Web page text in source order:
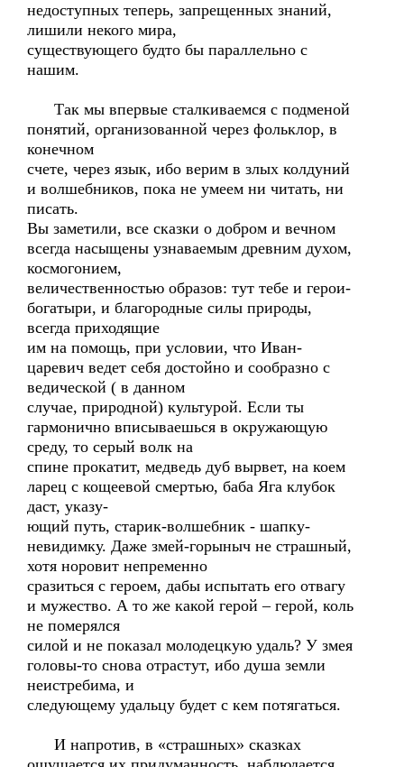
недоступных теперь, запрещенных знаний,
лишили некого мира,
существующего будто бы параллельно с
нашим.
Так мы впервые сталкиваемся с подменой
понятий, организованной через фольклор, в
конечном
счете, через язык, ибо верим в злых колдуний
и волшебников, пока не умеем ни читать, ни
писать.
Вы заметили, все сказки о добром и вечном
всегда насыщены узнаваемым древним духом,
космогонием,
величественностью образов: тут тебе и герои-
богатыри, и благородные силы природы,
всегда приходящие
им на помощь, при условии, что Иван-
царевич ведет себя достойно и сообразно с
ведической ( в данном
случае, природной) культурой. Если ты
гармонично вписываешься в окружающую
среду, то серый волк на
спине прокатит, медведь дуб вырвет, на коем
ларец с кощеевой смертью, баба Яга клубок
даст, указу-
ющий путь, старик-волшебник - шапку-
невидимку. Даже змей-горыныч не страшный,
хотя норовит непременно
сразиться с героем, дабы испытать его отвагу
и мужество. А то же какой герой – герой, коль
не померялся
силой и не показал молодецкую удаль? У змея
головы-то снова отрастут, ибо душа земли
неистребима, и
следующему удальцу будет с кем потягаться.
И напротив, в «страшных» сказках